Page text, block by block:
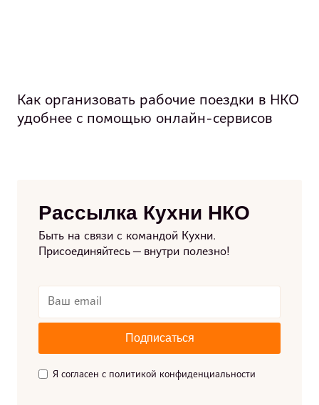
Как организовать рабочие поездки в НКО
удобнее с помощью онлайн-сервисов
Рассылка Кухни НКО
Быть на связи с командой Кухни.
Присоединяйтесь — внутри полезно!
Я согласен с политикой конфиденциальности